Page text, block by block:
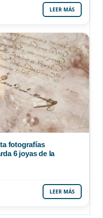
LEER MÁS
fotografías
6 joyas de la
LEER MÁS